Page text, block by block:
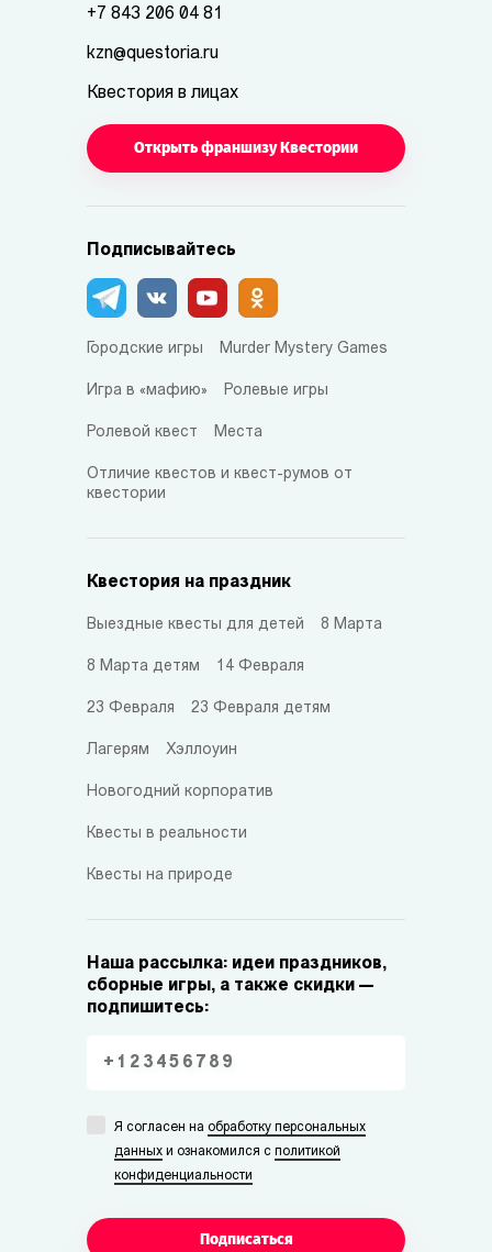
+7 843 206 04 81
kzn@questoria.ru
Квестория в лицах
Открыть франшизу Квестории
Подписывайтесь
Городские игры Murder Mystery Games
Игра в «мафию» Ролевые игры
Ролевой квест Места
Отличие квестов и квест-румов от
квестории
Квестория на праздник
Выездные квесты для детей 8 Марта
8 Марта детям 14 Февраля
23 Февраля 23 Февраля детям
Лагерям Хэллоуин
Новогодний корпоратив
Квесты в реальности
Квесты на природе
Наша рассылка: идеи праздников,
сборные игры, а также скидки —
подпишитесь:
Я согласен на обработку персональных
данных и ознакомился с политикой
конфиденциальности
Подписаться